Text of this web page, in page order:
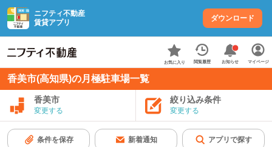
ニフティ不動産
賃貸アプリ
ダウンロード
お気に入り 閲覧履歴 お知らせ マイページ
香美市(高知県)の月極駐車場一覧
香美市
変更する
絞り込み条件
変更する
条件を保存 新着通知 アプリで探す